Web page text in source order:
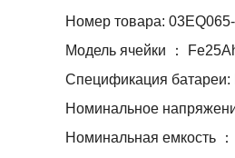
Номер товара:
Модель ячейки ：
Спецификация батареи:
Номинальное
Номинальная емкость